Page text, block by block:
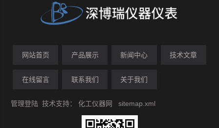
网站首页 产品展示 新闻中心 技术文章
在线留言 联系我们 关于我们
管理登陆 技术支持：化工仪器网 sitemap.xml